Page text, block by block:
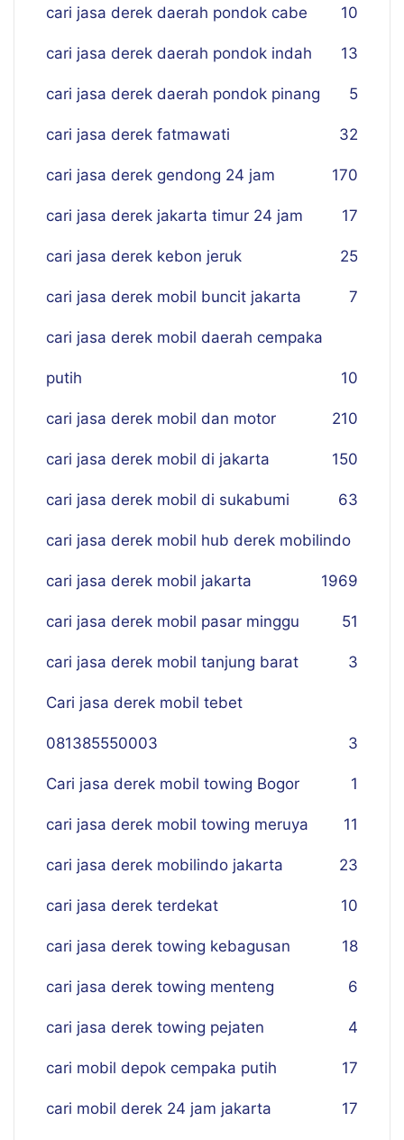
cari jasa derek daerah pondok cabe 10
cari jasa derek daerah pondok indah 13
cari jasa derek daerah pondok pinang 5
cari jasa derek fatmawati 32
cari jasa derek gendong 24 jam 170
cari jasa derek jakarta timur 24 jam 17
cari jasa derek kebon jeruk 25
cari jasa derek mobil buncit jakarta 7
cari jasa derek mobil daerah cempaka
putih 10
cari jasa derek mobil dan motor 210
cari jasa derek mobil di jakarta 150
cari jasa derek mobil di sukabumi 63
cari jasa derek mobil hub derek mobilindo
69
cari jasa derek mobil jakarta 19
cari jasa derek mobil pasar minggu 51
cari jasa derek mobil tanjung barat 3
Cari jasa derek mobil tebet
081385550003 3
Cari jasa derek mobil towing Bogor 1
cari jasa derek mobil towing meruya 11
cari jasa derek mobilindo jakarta 23
cari jasa derek terdekat 10
cari jasa derek towing kebagusan 18
cari jasa derek towing menteng 6
cari jasa derek towing pejaten 4
cari mobil depok cempaka putih 17
cari mobil derek 24 jam jakarta 17